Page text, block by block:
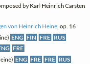
by Karl Heinrich Carsten
von Heinrich Heine, op. 16
ENG FIN FRE RUS
FRE
ENG FRE FRE RUS